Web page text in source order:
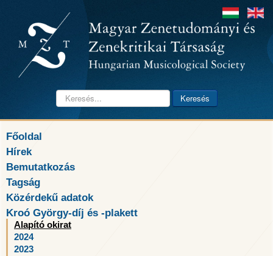
Keresés... Keresés
Főoldal
Hírek
Bemutatkozás
Tagság
Közérdekű adatok
Kroó György-díj és -plakett
Alapító okirat
2024
2023